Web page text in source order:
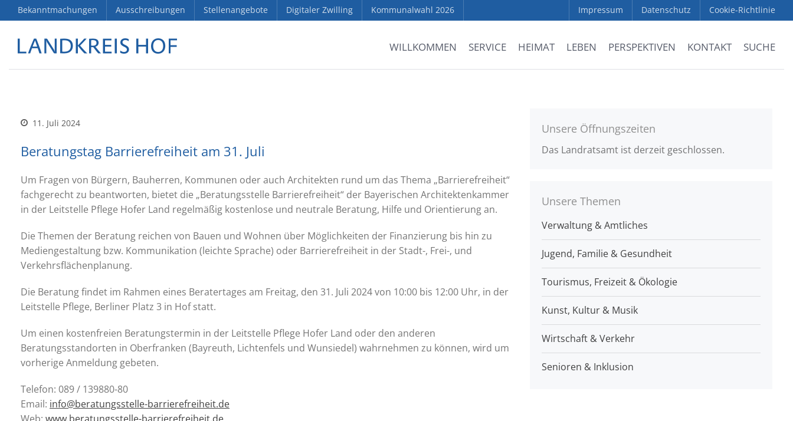
Bekanntmachungen Ausschreibungen Stellenangebote Digitaler Zwilling Kommunalwahl 2026 Impressum Datenschutz Cookie-Richtlinie
WILLKOMMEN SERVICE HEIMAT LEBEN PERSPEKTIVEN KONTAKT SUCHE
11. Juli 2024
Beratungstag Barrierefreiheit am 31. Juli
Um Fragen von Bürgern, Bauherren, Kommunen oder auch Architekten rund um das Thema „Barrierefreiheit“
fachgerecht zu beantworten, bietet die „Beratungsstelle Barrierefreiheit“ der Bayerischen Architektenkammer
in der Leitstelle Pflege Hofer Land regelmäßig kostenlose und neutrale Beratung, Hilfe und Orientierung an.
Die Themen der Beratung reichen von Bauen und Wohnen über Möglichkeiten der Finanzierung bis hin zu
Mediengestaltung bzw. Kommunikation (leichte Sprache) oder Barrierefreiheit in der Stadt-, Frei-, und
Verkehrsflächenplanung.
Die Beratung findet im Rahmen eines Beratertages am Freitag, den 31. Juli 2024 von 10:00 bis 12:00 Uhr, in der
Leitstelle Pflege, Berliner Platz 3 in Hof statt.
Um einen kostenfreien Beratungstermin in der Leitstelle Pflege Hofer Land oder den anderen
Beratungsstandorten in Oberfranken (Bayreuth, Lichtenfels und Wunsiedel) wahrnehmen zu können, wird um
vorherige Anmeldung gebeten.
Telefon: 089 / 139880-80
Email: info@beratungsstelle-barrierefreiheit.de
Unsere Öffnungszeiten
Das Landratsamt ist derzeit geschlossen.
Unsere Themen
Verwaltung & Amtliches
Jugend, Familie & Gesundheit
Tourismus, Freizeit & Ökologie
Kunst, Kultur & Musik
Wirtschaft & Verkehr
Senioren & Inklusion